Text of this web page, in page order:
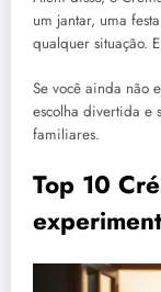
um jantar, uma
qualquer situação.
Se você ainda não
escolha divertida e
familiares.
Top 10